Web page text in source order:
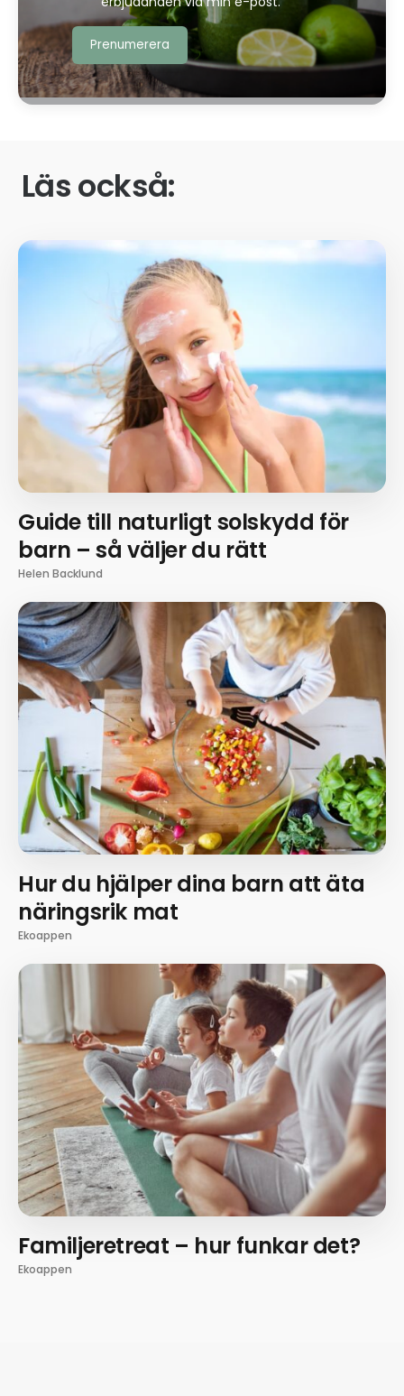
Läs också:
Guide till naturligt solskydd för
barn – så väljer du rätt
Helen Backlund
Hur du hjälper dina barn att äta
näringsrik mat
Ekoappen
Familjeretreat – hur funkar det?
Ekoappen